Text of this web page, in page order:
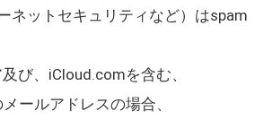
ネットセキュリティなど）はspam
び、iCloud.comを含む、
ールアドレスの場合、